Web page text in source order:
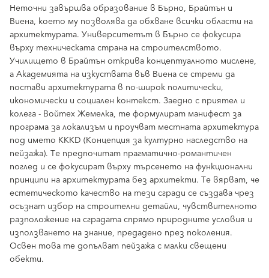
Неточни завършва образование в Бърно, Брайтън и
Виена, което му позволява да обхване всички области на
архитектурата. Университетът в Бърно се фокусира
върху техническата страна на строителството.
Училището в Брайтън открива концептуалното мислене,
а Академията на изкуствата във Виена се стреми да
постави архитектурата в по-широк политически,
икономически и социален контекст. Заедно с приятел и
колега - Войтех Жемелка, те формулират манифест за
програма за локализъм и проучват местната архитектура
под името KKKD (Концепция за културно наследство на
пейзажа). Те предпочитат прагматично-романтичен
поглед и се фокусират върху търсенето на функционални
принципи на архитектурата без архитекти. Те вярват, че
естетическото качество на тези сгради се създава чрез
осъзнат избор на строителни детайли, чувствителното
разположение на сградата спрямо природните условия и
използването на знание, предадено през поколения.
Освен това те допълват пейзажа с малки свещени
обекти.